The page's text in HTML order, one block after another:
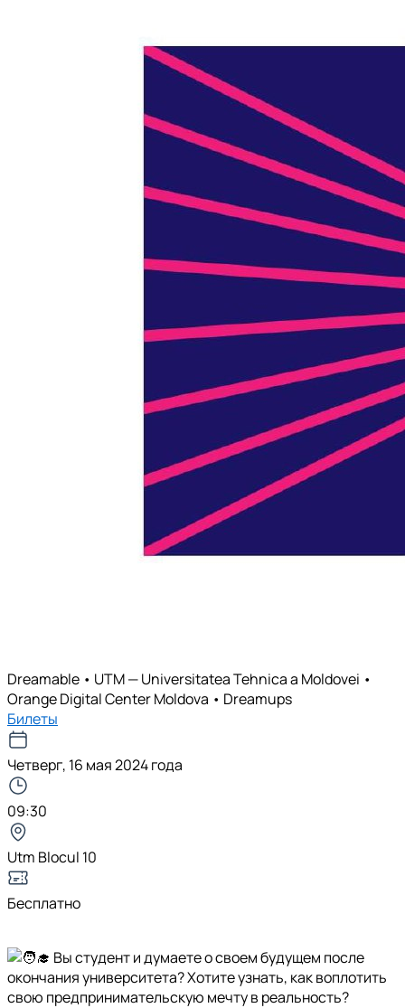
Dreamable • UTM — Universitatea Tehnica a Moldovei •
Orange Digital Center Moldova • Dreamups
Билеты
Четверг, 16 мая 2024 года
09:30
Utm Blocul 10
Бесплатно
Вы студент и думаете о своем будущем после
окончания университета? Хотите узнать, как воплотить
свою предпринимательскую мечту в реальность?